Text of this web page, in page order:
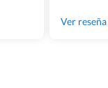
100%
Ver